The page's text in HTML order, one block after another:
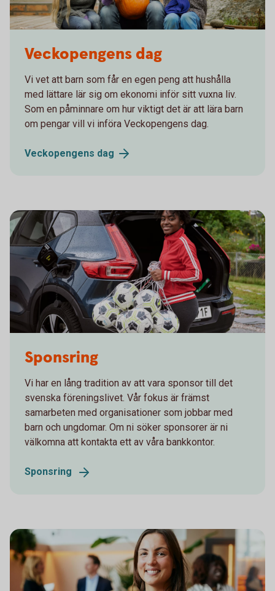
Veckopengens dag
Vi vet att barn som får en egen peng att hushålla
med lättare lär sig om ekonomi inför sitt vuxna liv.
Som en påminnare om hur viktigt det är att lära barn
om pengar vill vi införa Veckopengens dag.
Veckopengens dag
Sponsring
Vi har en lång tradition av att vara sponsor till det
svenska föreningslivet. Vår fokus är främst
samarbeten med organisationer som jobbar med
barn och ungdomar. Om ni söker sponsorer är ni
välkomna att kontakta ett av våra bankkontor.
Sponsring